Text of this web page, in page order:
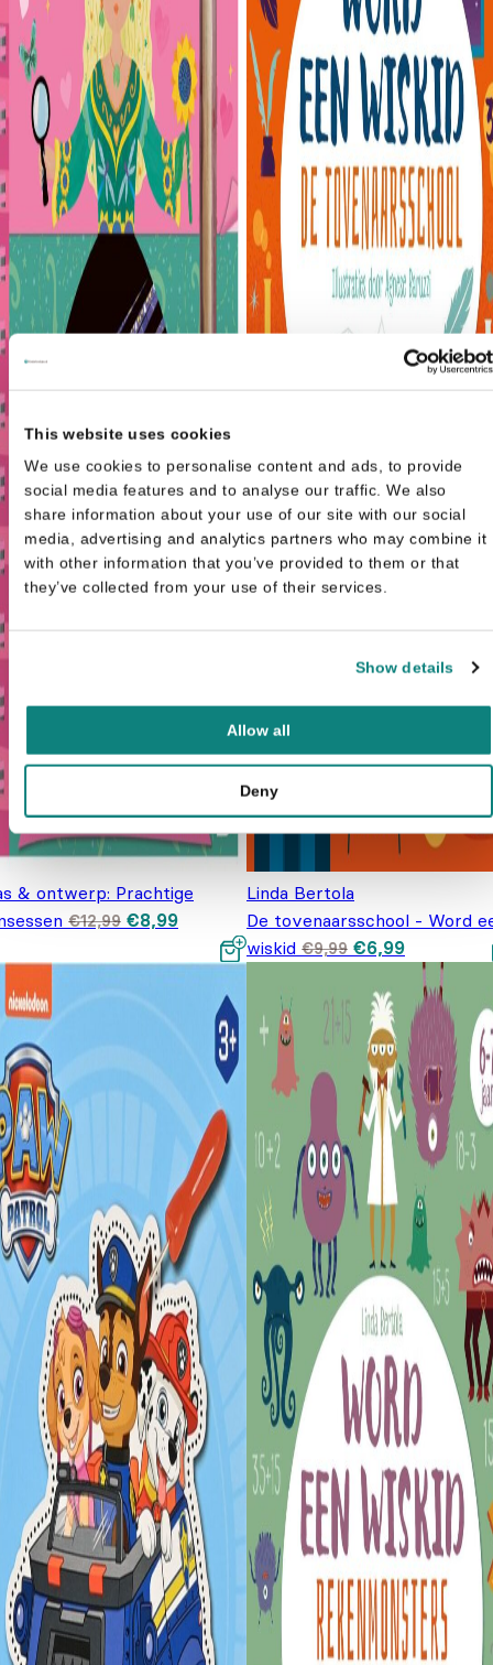
This website uses cookies
We use cookies to personalise content and ads, to provide
social media features and to analyse our traffic. We also
share information about your use of our site with our social
media, advertising and analytics partners who may combine it
with other information that you’ve provided to them or that
they’ve collected from your use of their services.
Show details
Allow all
Deny
& ontwerp: Prachtige
€12,99 Oorspronkelijke
prijs was:
€8,99Huidige
prijs is:
€8,99.
Linda Bertola
De tovenaarsschool - Word
wiskid €9,99 Oorspronkelijke
prijs was:
€6,99Huidige
is: €6,99.